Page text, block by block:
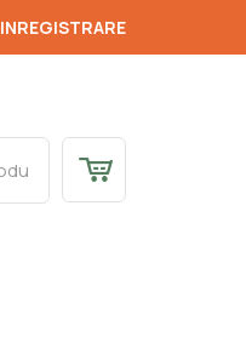
INREGISTRARE